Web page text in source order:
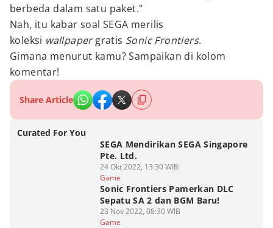
berbeda dalam satu paket."
Nah, itu kabar soal SEGA merilis
koleksi wallpapergratis Sonic Frontiers.
Gimana menurut kamu? Sampaikan di kolom
komentar!
Share Article
Curated For You
SEGA Mendirikan SEGA Singapore
Pte. Ltd.
24 Okt 2022, 13:30 WIB
Game
Sonic Frontiers Pamerkan DLC
Sepatu SA 2 dan BGM Baru!
23 Nov 2022, 08:30 WIB
Game